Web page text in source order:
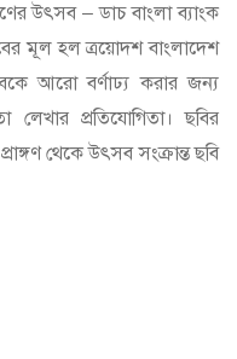
উৎসব – ডাচ বাংলা ব্যাংক
মূল হল ত্রয়োদশ বাংলাদেশ
আরো বর্ণাঢ্য করার জন্য
প্রতিযোগিতা। ছবির
থেকে উৎসব সংক্রান্ত ছবি